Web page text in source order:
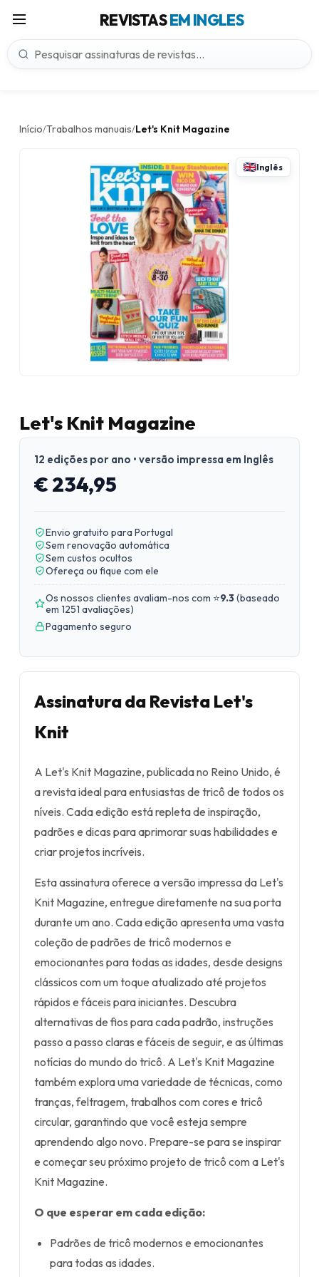
REVISTASEM INGLES
Início/Trabalhos manuais/Let's Knit Magazine
Inglês
Let's Knit Magazine
12 edições por ano • versão impressa em Inglês
€ 234,95
Envio gratuito para Portugal
Sem renovação automática
Sem custos ocultos
Ofereça ou fique com ele
Os nossos clientes avaliam-nos com ⭐9.3(baseado
em 1251 avaliações)
Pagamento seguro
Assinatura da Revista Let's
Knit
A Let's Knit Magazine, publicada no Reino Unido, é
a revista ideal para entusiastas de tricô de todos os
níveis. Cada edição está repleta de inspiração,
padrões e dicas para aprimorar suas habilidades e
criar projetos incríveis.
Esta assinatura oferece a versão impressa da Let's
Knit Magazine, entregue diretamente na sua porta
durante um ano. Cada edição apresenta uma vasta
coleção de padrões de tricô modernos e
emocionantes para todas as idades, desde designs
clássicos com um toque atualizado até projetos
rápidos e fáceis para iniciantes. Descubra
alternativas de fios para cada padrão, instruções
passo a passo claras e fáceis de seguir, e as últimas
notícias do mundo do tricô. A Let's Knit Magazine
também explora uma variedade de técnicas, como
tranças, feltragem, trabalhos com cores e tricô
circular, garantindo que você esteja sempre
aprendendo algo novo. Prepare-se para se inspirar
e começar seu próximo projeto de tricô com a Let's
Knit Magazine.
O que esperar em cada edição:
Padrões de tricô modernos e emocionantes
para todas as idades.